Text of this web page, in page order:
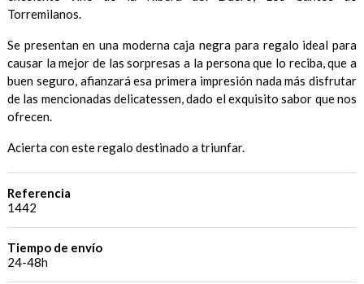
Torremilanos.
Se presentan en una moderna caja negra para regalo ideal para
causar la mejor de las sorpresas a la persona que lo reciba, que a
buen seguro, afianzará esa primera impresión nada más disfrutar
de las mencionadas delicatessen, dado el exquisito sabor que nos
ofrecen.
Acierta con este regalo destinado a triunfar.
Referencia
1442
Tiempo de envío
24-48h